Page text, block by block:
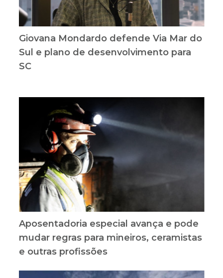
Giovana Mondardo defende Via Mar do
Sul e plano de desenvolvimento para
SC
Aposentadoria especial avança e pode
mudar regras para mineiros, ceramistas
e outras profissões